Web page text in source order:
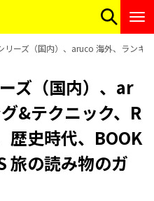
リーズ（国内）、aruco 海外、ランキ
ズ（国内）、ar
&テクニック、R
史時代、BOOK
旅の読み物のガ